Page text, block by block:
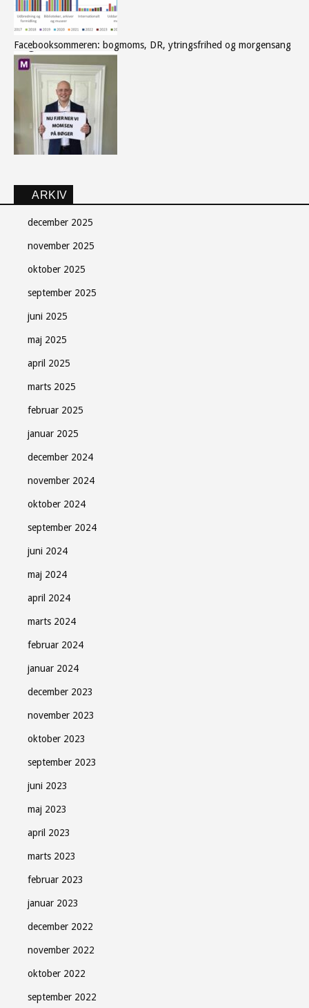
Facebooksommeren: bogmoms, DR, ytringsfrihed og morgensang
ARKIV
december 2025
november 2025
oktober 2025
september 2025
juni 2025
maj 2025
april 2025
marts 2025
februar 2025
januar 2025
december 2024
november 2024
oktober 2024
september 2024
juni 2024
maj 2024
april 2024
marts 2024
februar 2024
januar 2024
december 2023
november 2023
oktober 2023
september 2023
juni 2023
maj 2023
april 2023
marts 2023
februar 2023
januar 2023
december 2022
november 2022
oktober 2022
september 2022
Søndag Aftens nyhedsbrev